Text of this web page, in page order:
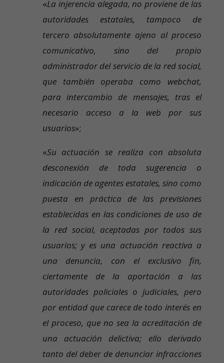
«La injerencia alegada, no proviene de las
autoridades estatales, tampoco de
tercero absolutamente ajeno al proceso
comunicativo, sino del propio
administrador del servicio de la red social,
que también operaba como webchat,
para intercambio de mensajes, tras el
necesario acceso a la web por sus
usuarios»;
«Su actuación se realiza con absoluta
desconexión de toda sugerencia o
indicación de agentes estatales, sino como
puesta en práctica de las previsiones
establecidas en las condiciones de uso de
la red social, aceptadas por todos sus
usuarios; y es una actuación reactiva a
una denuncia, con el exclusivo fin,
ciertamente de la aportación a las
autoridades policiales o judiciales, pero
por entidad que carece de todo interés en
el proceso, que no sea la acreditación de
una actuación delictiva; ello derivado
tanto del deber de denunciar infracciones